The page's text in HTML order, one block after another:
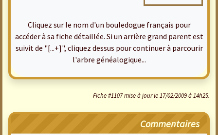
Cliquez sur le nom d'un bouledogue français pour
accéder à sa fiche détaillée. Si un arrière grand parent est
suivit de "[...+]", cliquez dessus pour continuer à parcourir
l'arbre généalogique...
Fiche #1107 mise à jour le 17/02/2009 à 14h25.
Commentaires